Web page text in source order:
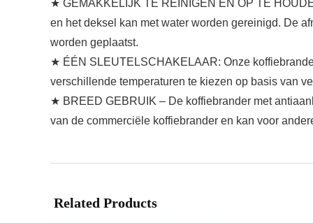
★ GEMAKKELIJK TE REINIGEN EN OP TE
en het deksel kan met water worden gereinigd. De
worden geplaatst.
★ ÉÉN SLEUTELSCHAKELAAR: Onze
verschillende temperaturen te kiezen op basis van
★ BREED GEBRUIK – De koffiebrander met
van de commerciële koffiebrander en kan voor
Related Products